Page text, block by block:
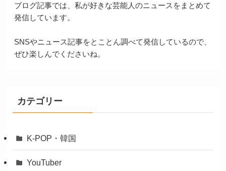
ブログ記事では、私が好きな芸能人のニュースをまとめて
発信しています。
SNSやニュース記事をとことん調べて発信しているので、
ぜひ楽しんでくださいね。
カテゴリー
K-POP・韓国
YouTuber